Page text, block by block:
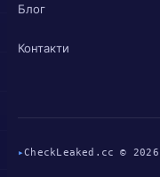
Блог
Контакти
▸CheckLeaked.cc © 2026